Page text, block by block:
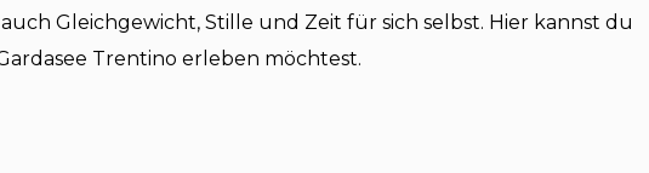
Gleichgewicht, Stille und Zeit für sich selbst. Hier kannst du
Trentino erleben möchtest.